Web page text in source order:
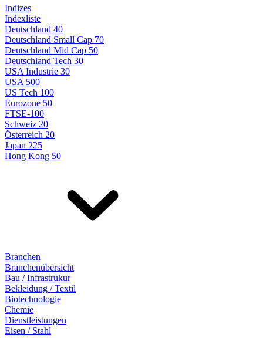
Indizes
Indexliste
Deutschland 40
Deutschland Small Cap 70
Deutschland Mid Cap 50
Deutschland Tech 30
USA Industrie 30
USA 500
US Tech 100
Eurozone 50
FTSE-100
Schweiz 20
Österreich 20
Japan 225
Hong Kong 50
Branchen
Branchenübersicht
Bau / Infrastrukur
Bekleidung / Textil
Biotechnologie
Chemie
Dienstleistungen
Eisen / Stahl